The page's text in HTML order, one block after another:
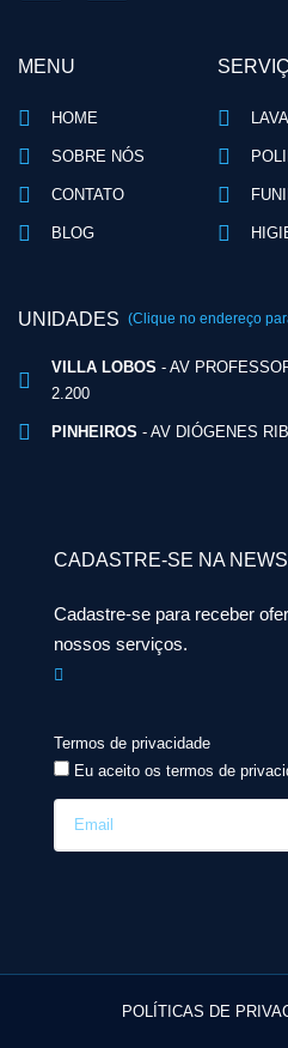
MENU
HOME
SOBRE NÓS
CONTATO
BLOG
UNIDADES (Clique no endereço
VILLA LOBOS - AV
2.200
PINHEIROS - AV DIÓGENES
CADASTRE-SE NA
Cadastre-se para receber
nossos serviços.
Termos de privacidade
Eu aceito os termos de
POLÍTICAS DE